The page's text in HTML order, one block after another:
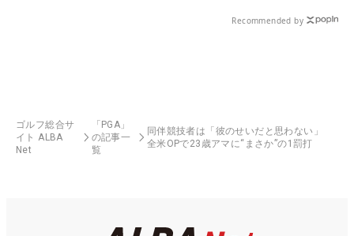
Recommended by
ゴルフ総合サ
イト ALBA
Net
「PGA」
の記事一
覧
同伴競技者は「彼のせいだと思わない」
全米OPで23歳アマに“まさか”の1罰打